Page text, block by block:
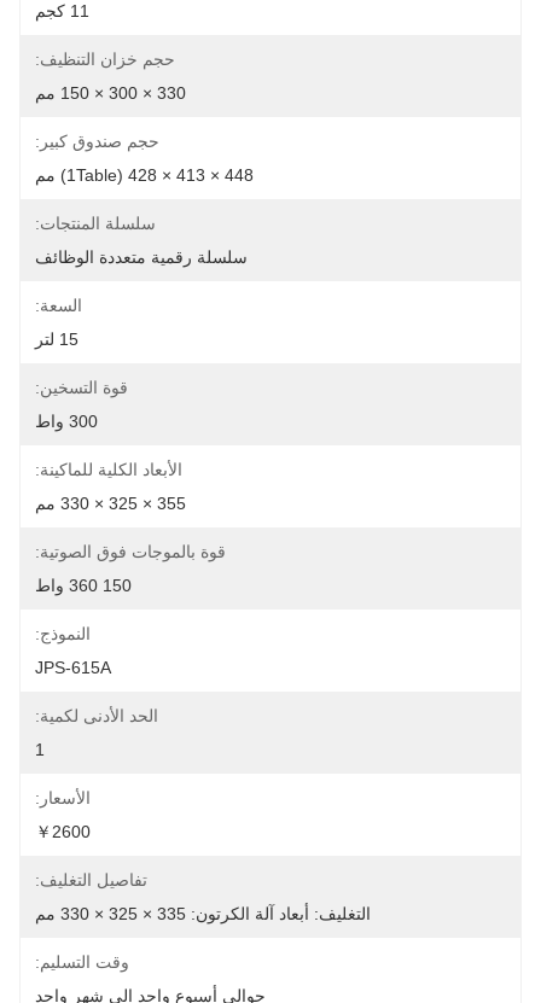
11 كجم
حجم خزان التنظيف:
330 × 300 × 150 مم
حجم صندوق كبير:
448 × 413 × 428 (1Table) مم
سلسلة المنتجات:
سلسلة رقمية متعددة الوظائف
السعة:
15 لتر
قوة التسخين:
300 واط
الأبعاد الكلية للماكينة:
355 × 325 × 330 مم
قوة بالموجات فوق الصوتية:
150 360 واط
النموذج:
JPS-615A
الحد الأدنى لكمية:
1
الأسعار:
￥2600
تفاصيل التغليف:
التغليف: أبعاد آلة الكرتون: 335 × 325 × 330 مم
وقت التسليم:
حوالي أسبوع واحد إلى شهر واحد